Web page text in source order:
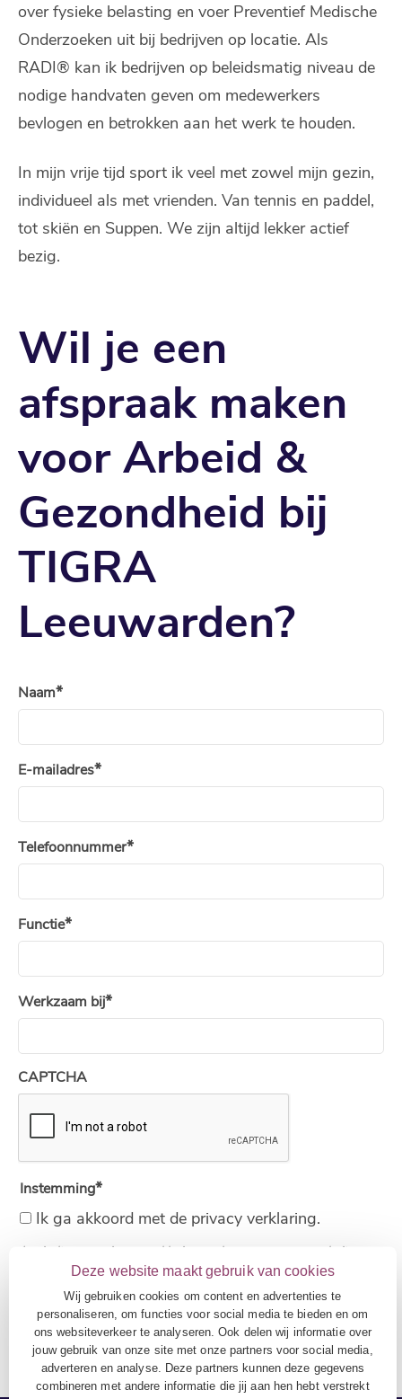
Deze website maakt gebruik van cookies
Wij gebruiken cookies om content en advertenties te
personaliseren, om functies voor social media te bieden en om
ons websiteverkeer te analyseren. Ook delen wij informatie over
jouw gebruik van onze site met onze partners voor social media,
adverteren en analyse. Deze partners kunnen deze gegevens
combineren met andere informatie die jij aan hen hebt verstrekt
over fysieke belasting en voer Preventief Medische
Onderzoeken uit bij bedrijven op locatie. Als
RADI® kan ik bedrijven op beleidsmatig niveau de
nodige handvaten geven om medewerkers
bevlogen en betrokken aan het werk te houden.
In mijn vrije tijd sport ik veel met zowel mijn gezin,
individueel als met vrienden. Van tennis en paddel,
tot skiën en Suppen. We zijn altijd lekker actief
bezig.
Wil je een
afspraak maken
voor Arbeid &
Gezondheid bij
TIGRA
Leeuwarden?
Naam
E-mailadres
Telefoonnummer
Functie
Werkzaam bij
CAPTCHA
Instemming
Ik ga akkoord met de privacy verklaring.
Je vindt onze privacy verklaring onderaan op onze website.